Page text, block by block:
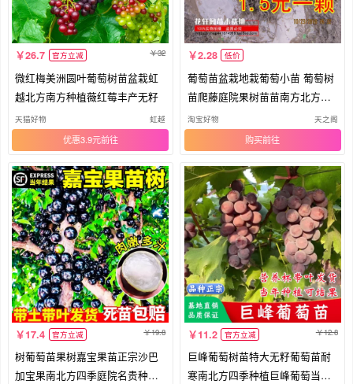
26.7 官方立减 32
微红梅美洲圆叶葡萄树苗盆栽虹
越北方南方种植薇红莓丰产无籽
天猫好物 虹越
优惠3.9元
2.28 低价
葡萄苗盆栽地栽葡萄小苗 葡萄树
苗爬藤庭院果树苗苗南方北方种
植
淘宝好物 天之阁
购买
17.4 官方立减 19.8
树葡萄苗果树嘉宝果苗正宗沙巴
加宝果南北方四季庭院名贵种植
11.2 官方立减 12.8
巨峰葡萄树苗特大无籽葡萄苗耐
寒南北方四季种植巨峰葡萄当年